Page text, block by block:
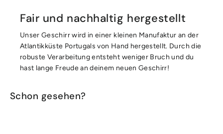
Fair und nachhaltig hergestellt
Unser Geschirr wird in einer kleinen Manufaktur an der
Atlantikküste Portugals von Hand hergestellt. Durch die
robuste Verarbeitung entsteht weniger Bruch und du
hast lange Freude an deinem neuen Geschirr!
Schon gesehen?